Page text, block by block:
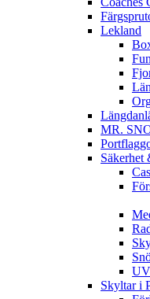
Lekland
MR.
Säkerhet
Skyltar i